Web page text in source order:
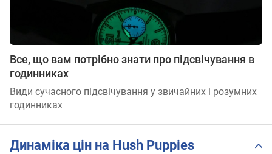
Все, що вам потрібно знати про підсвічування в
годинниках
Види сучасного підсвічування у звичайних і розумних
годинниках
Динаміка цін на Hush Puppies